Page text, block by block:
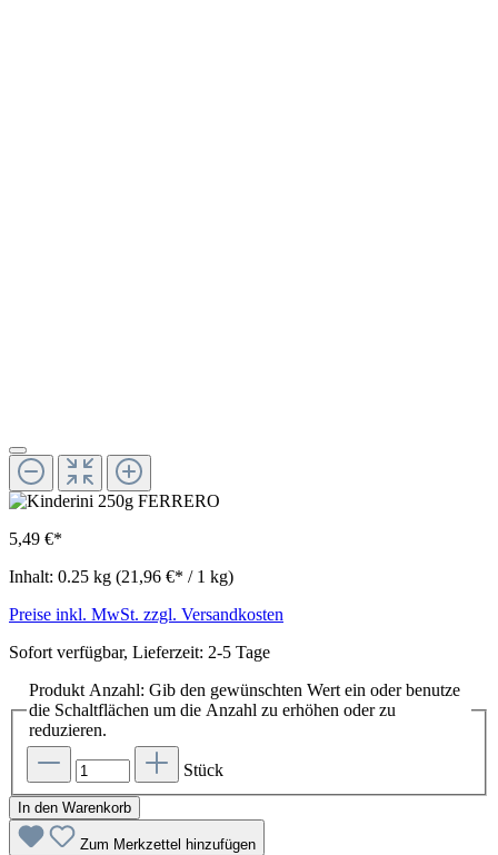
5,49 €*
Inhalt: 0.25 kg (21,96 €* / 1 kg)
Preise inkl. MwSt. zzgl. Versandkosten
Sofort verfügbar, Lieferzeit: 2-5 Tage
Produkt Anzahl: Gib den gewünschten Wert ein oder benutze
die Schaltflächen um die Anzahl zu erhöhen oder zu
reduzieren.
Stück
In den Warenkorb
Zum Merkzettel hinzufügen